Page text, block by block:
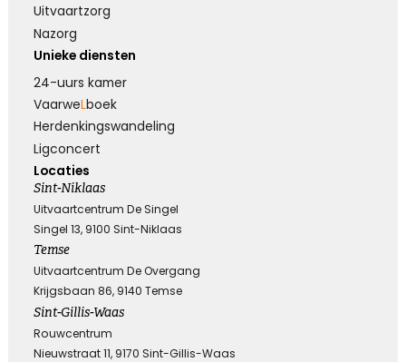
Uitvaartzorg
Nazorg
Unieke diensten
24-uurs kamer
VaarweLboek
Herdenkings­wandeling
Ligconcert
Locaties
Sint-Niklaas
Uitvaartcentrum De Singel
Singel 13, 9100 Sint-Niklaas
Temse
Uitvaartcentrum De Overgang
Krijgsbaan 86, 9140 Temse
Sint-Gillis-Waas
Rouwcentrum
Nieuwstraat 11, 9170 Sint-Gillis-Waas